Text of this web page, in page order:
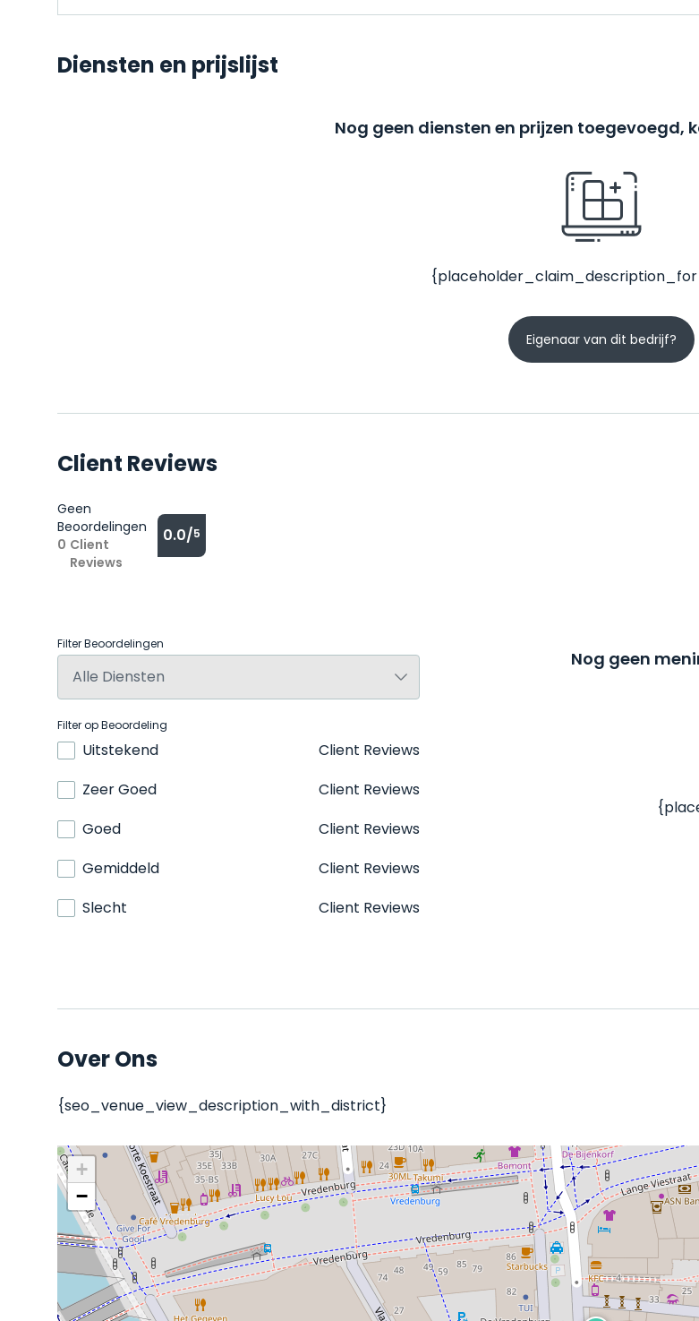
Diensten en prijslijst
Nog geen diensten en prijzen toegevoegd,
Eigenaar van dit bedrijf?
Client Reviews
Geen
Beoordelingen
0 Client
Reviews
0.0/5
Filter Beoordelingen
Filter op Beoordeling
Uitstekend
Client Reviews
Zeer Goed
Client Reviews
Goed
Client Reviews
Gemiddeld
Client Reviews
Slecht
Client Reviews
Nog geen
Over Ons
{seo_venue_view_description_with_district}
+
−